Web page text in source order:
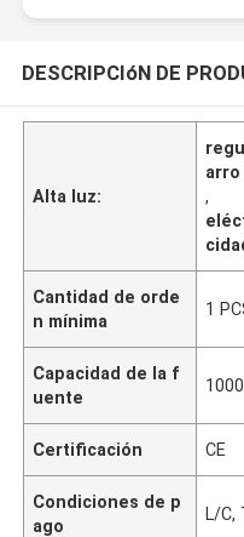
DESCRIPCIóN DE
Alta luz:
,
Cantidad de orde
n mínima
1
Capacidad de la f
uente
Certificación CE
Condiciones de p
ago
L/C,